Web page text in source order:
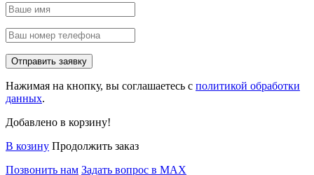
Нажимая на кнопку, вы соглашаетесь с политикой обработки
данных.
Добавлено в корзину!
В козину Продолжить заказ
Позвонить нам Задать вопрос в MAX